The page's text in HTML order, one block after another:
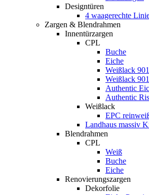
Designtüren
4 waagerechte
Zargen & Blendrahmen
Innentürzargen
CPL
Buche
Eiche
Weißlack
Weißlack
Authentic
Authentic
Weißlack
EPC
Landhaus massiv
Blendrahmen
CPL
Weiß
Buche
Eiche
Renovierungszargen
Dekorfolie